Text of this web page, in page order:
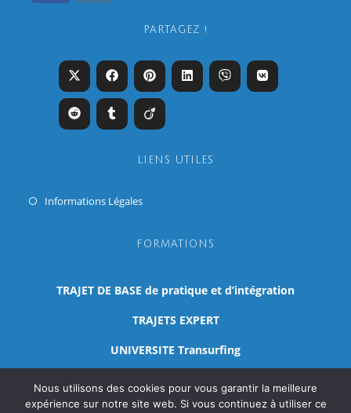
PARTAGEZ !
LIENS UTILES
Informations Légales
FORMATIONS
TRAJET DE BASE de pratique et d’intégration
TRAJETS EXPERT
UNIVERSITE Transurfing
Nous utilisons des cookies pour vous garantir la meilleure
expérience sur notre site web. Si vous continuez à utiliser ce